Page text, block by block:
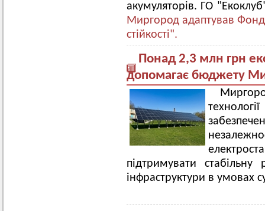
акумуляторів. ГО
Миргород адаптував Фонд
стійкості".
Понад 2,3 млн грн
допомагає бюджету
підтримувати
інфраструктури в умовах